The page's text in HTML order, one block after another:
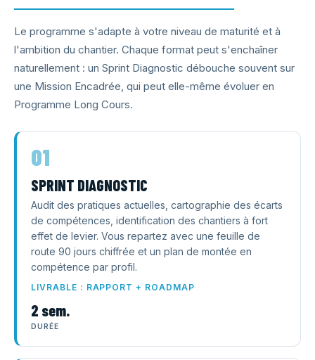
Le programme s'adapte à votre niveau de maturité et à
l'ambition du chantier. Chaque format peut s'enchaîner
naturellement : un Sprint Diagnostic débouche souvent sur
une Mission Encadrée, qui peut elle-même évoluer en
Programme Long Cours.
01
SPRINT DIAGNOSTIC
Audit des pratiques actuelles, cartographie des écarts
de compétences, identification des chantiers à fort
effet de levier. Vous repartez avec une feuille de
route 90 jours chiffrée et un plan de montée en
compétence par profil.
LIVRABLE : RAPPORT + ROADMAP
2 sem.
DURÉE